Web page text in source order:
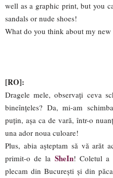
well as a graphic print, but you
sandals or nude shoes!
What do you think about my new
[RO]:
Dragele mele, observați ceva
bineînțeles? Da, mi-am
puțin, așa ca de vară, într-o
una ador noua culoare!
Plus, abia așteptam să vă arăt
primit-o de la SheIn! Coletul a
plecam din București și din